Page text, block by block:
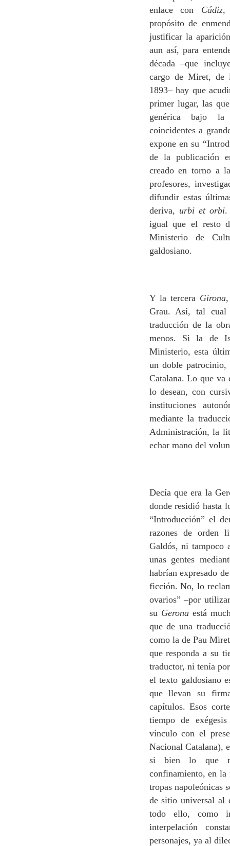
enlace con Cádiz,
propósito de
justificar la
aun así, para
década –que
cargo de Miret, de
1893– hay que
primer lugar, las
genérica bajo la
coincidentes a
expone en su
de la publicación
creado en torno a
profesores,
difundir estas
deriva, urbi et orbi.
igual que el resto
Ministerio de
galdosiano.
Y la tercera Girona,
Grau. Así, tal
traducción de la
menos. Si la de
Ministerio, esta
un doble
Catalana. Lo que
lo desean, con
instituciones
mediante la
Administración, la
echar mano del
Decía que era la
donde residió hasta
“Introducción” el
razones de orden
Galdós, ni tampoco
unas gentes
habrían expresado
ficción. No, lo
ovarios” –por
su Geronaestá
que de una
como la de Pau
que responda a su
traductor, ni tenía
el texto galdosiano
que llevan su
capítulos. Esos
tiempo de
vínculo con el
Nacional Catalana),
si bien lo que
confinamiento, en la
tropas napoleónicas
de sitio universal al
todo ello, como
interpelación
personajes, ya al